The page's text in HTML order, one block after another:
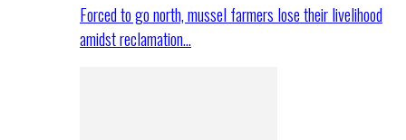
Forced to go north, mussel farmers lose their livelihood
amidst reclamation…